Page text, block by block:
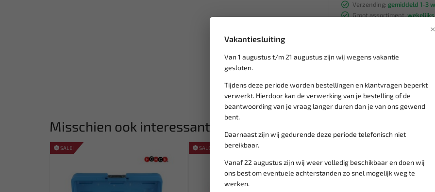
×
Vakantiesluiting
Van 1 augustus t/m 21 augustus zijn wij wegens vakantie
gesloten.
Tijdens deze periode worden bestellingen en klantvragen beperkt
verwerkt. Hierdoor kan de verwerking van je bestelling of de
beantwoording van je vraag langer duren dan je van ons gewend
bent.
Daarnaast zijn wij gedurende deze periode telefonisch niet
bereikbaar.
Vanaf 22 augustus zijn wij weer volledig beschikbaar en doen wij
ons best om eventuele achterstanden zo snel mogelijk weg te
werken.
Verzending: gemiddeld 1-3
Groot assortiment,
Misschien ook interessant:
SALE! SALE!